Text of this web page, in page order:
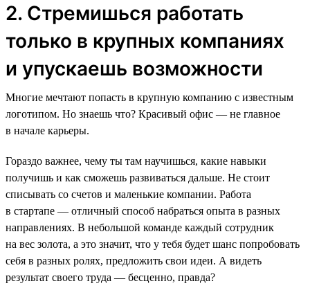
2. Стремишься работать
только в крупных компаниях
и упускаешь возможности
Многие мечтают попасть в крупную компанию с известным
логотипом. Но знаешь что? Красивый офис — не главное
в начале карьеры.
Гораздо важнее, чему ты там научишься, какие навыки
получишь и как сможешь развиваться дальше. Не стоит
списывать со счетов и маленькие компании. Работа
в стартапе — отличный способ набраться опыта в разных
направлениях. В небольшой команде каждый сотрудник
на вес золота, а это значит, что у тебя будет шанс попробовать
себя в разных ролях, предложить свои идеи. А видеть
результат своего труда — бесценно, правда?